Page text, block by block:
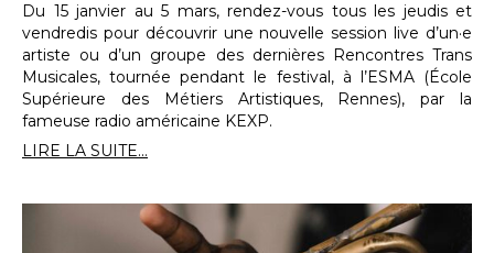
Du 15 janvier au 5 mars, rendez-vous tous les jeudis et
vendredis pour découvrir une nouvelle session live d’un·e
artiste ou d’un groupe des dernières Rencontres Trans
Musicales, tournée pendant le festival, à l’ESMA (École
Supérieure des Métiers Artistiques, Rennes), par la
fameuse radio américaine KEXP.
LIRE LA SUITE...